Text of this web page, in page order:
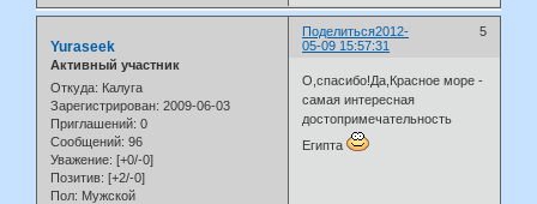
Поделиться 5
2012-
05-09 15:57:31
Yuraseek
Активный участник
Откуда: Калуга
Зарегистрирован: 2009-06-03
Приглашений: 0
Сообщений: 96
Уважение: [+0/-0]
Позитив: [+2/-0]
Пол: Мужской
О,спасибо!Да,Красное море -
самая интересная
достопримечательность
Египта